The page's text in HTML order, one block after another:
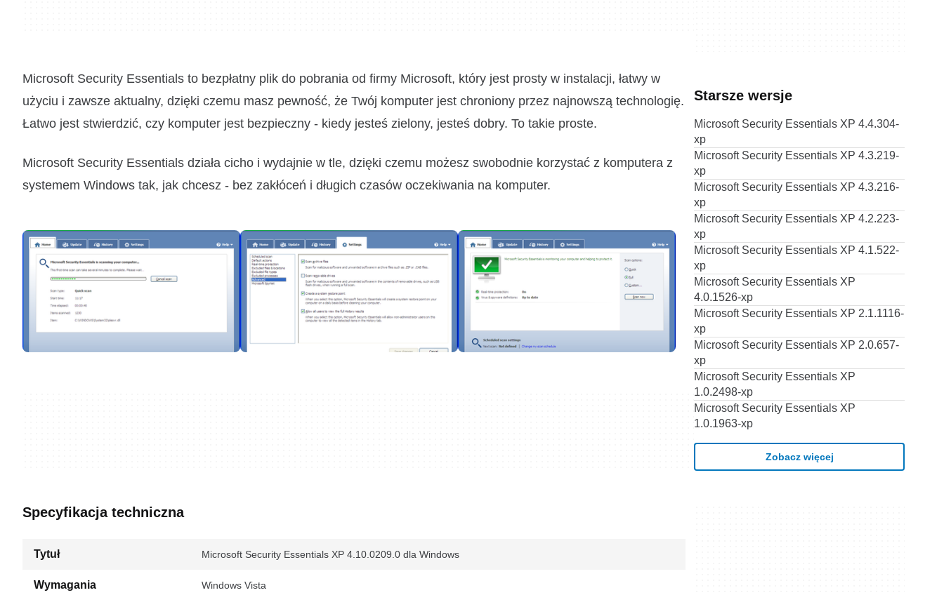
Microsoft Security Essentials to bezpłatny plik do pobrania od firmy Microsoft, który jest prosty w instalacji, łatwy w
użyciu i zawsze aktualny, dzięki czemu masz pewność, że Twój komputer jest chroniony przez najnowszą technologię.
Łatwo jest stwierdzić, czy komputer jest bezpieczny - kiedy jesteś zielony, jesteś dobry. To takie proste.
Microsoft Security Essentials działa cicho i wydajnie w tle, dzięki czemu możesz swobodnie korzystać z komputera z
systemem Windows tak, jak chcesz - bez zakłóceń i długich czasów oczekiwania na komputer.
Specyfikacja techniczna
Tytuł Microsoft Security Essentials XP 4.10.0209.0 dla Windows
Wymagania Windows Vista
Starsze wersje
Microsoft Security Essentials XP 4.4.304-
xp
Microsoft Security Essentials XP 4.3.219-
xp
Microsoft Security Essentials XP 4.3.216-
xp
Microsoft Security Essentials XP 4.2.223-
xp
Microsoft Security Essentials XP 4.1.522-
xp
Microsoft Security Essentials XP
4.0.1526-xp
Microsoft Security Essentials XP 2.1.1116-
xp
Microsoft Security Essentials XP 2.0.657-
xp
Microsoft Security Essentials XP
1.0.2498-xp
Microsoft Security Essentials XP
1.0.1963-xp
Zobacz więcej